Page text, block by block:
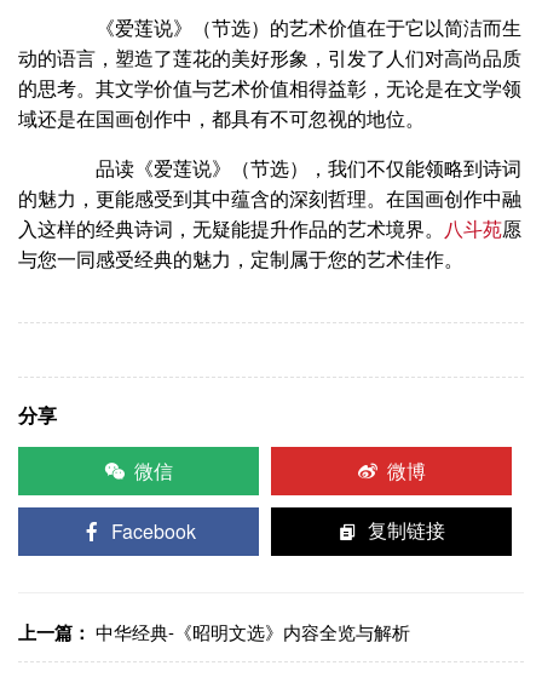
《爱莲说》（节选）的艺术价值在于它以简洁而生
动的语言，塑造了莲花的美好形象，引发了人们对高尚品质
的思考。其文学价值与艺术价值相得益彰，无论是在文学领
域还是在国画创作中，都具有不可忽视的地位。
品读《爱莲说》（节选），我们不仅能领略到诗词
的魅力，更能感受到其中蕴含的深刻哲理。在国画创作中融
入这样的经典诗词，无疑能提升作品的艺术境界。 八斗苑愿
与您一同感受经典的魅力，定制属于您的艺术佳作。
分享
微信
微博
Facebook 复制链接
上一篇： 中华经典-《昭明文选》内容全览与解析